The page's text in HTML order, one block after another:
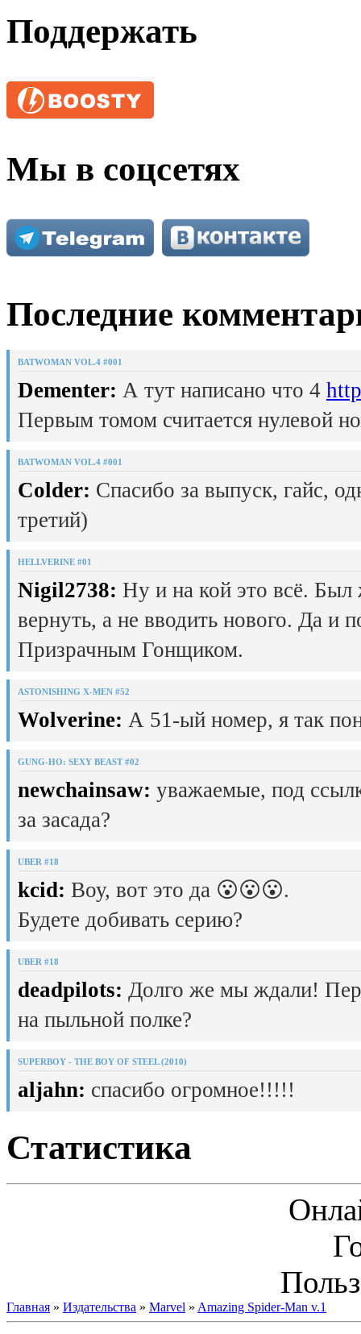
Поддержать
Мы в соцсетях
Последние
BATWOMAN VOL.4 #001
Dementer: А тут написано что 4
Первым томом считается нулевой
BATWOMAN VOL.4 #001
Colder: Спасибо за выпуск, гайс,
третий)
HELLVERINE #01
Nigil2738: Ну и на кой это всё.
вернуть, а не вводить нового. Да и
Призрачным Гонщиком.
ASTONISHING X-MEN #52
Wolverine: А 51-ый номер, я так
GUNG-HO: SEXY BEAST #02
newchainsaw: уважаемые, под
за засада?
UBER #18
kcid: Воу, вот это да 😮😮😮.
Будете добивать серию?
UBER #18
deadpilots: Долго же мы ждали!
на пыльной полке?
SUPERBOY - THE BOY OF STEEL (2010)
aljahn: спасибо огромное!!!!!
Статистика
Главная » Издательства » Marvel » Amazing Spider-Man v.1